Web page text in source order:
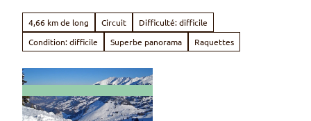
4,66 km de long Circuit
Difficulté: difficile
Condition: difficile
Superbe panorama Raquettes